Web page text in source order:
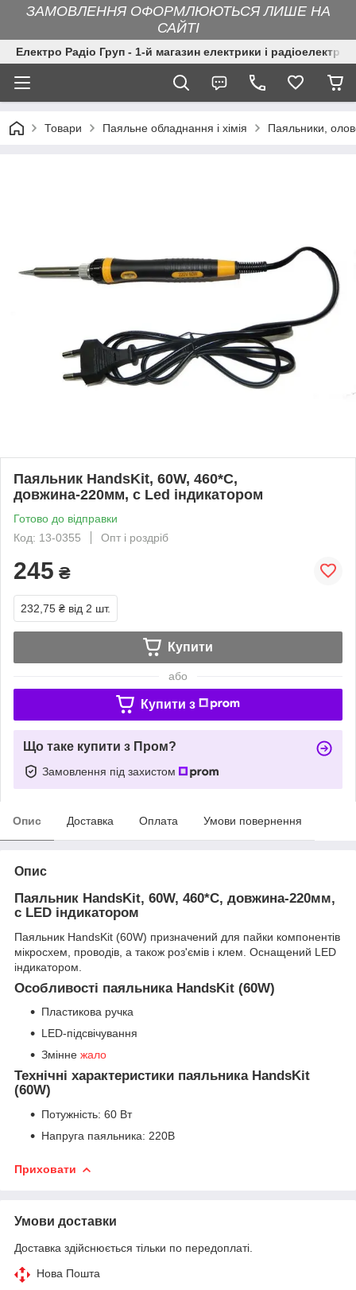
ЗАМОВЛЕННЯ ОФОРМЛЮЮТЬСЯ ЛИШЕ НА
САЙТІ
Електро Радіо Груп - 1-й магазин електрики і
Товари Паяльне обладнання і хімія Паяльники,
Паяльник HandsKit, 60W, 460*С,
довжина-220мм, c Led індикатором
Готово до відправки
Код: 13-0355
Опт і роздріб
245 ₴
232,75 ₴ від 2 шт.
Купити
або
Купити з
Що таке купити з Пром?
Замовлення під захистом
Опис Доставка Оплата Умови повернення
Опис
Паяльник HandsKit, 60W, 460*С, довжина-220мм,
c LED індикатором
Паяльник HandsKit (60W) призначений для пайки компонентів
мікросхем, проводів, а також роз'ємів і клем. Оснащений LED
індикатором.
Особливості паяльника HandsKit (60W)
Пластикова ручка
LED-підсвічування
Змінне жало
Технічні характеристики паяльника HandsKit
(60W)
Потужність: 60 Вт
Напруга паяльника: 220В
Приховати
Умови доставки
Доставка здійснюється тільки по передоплаті.
Нова Пошта